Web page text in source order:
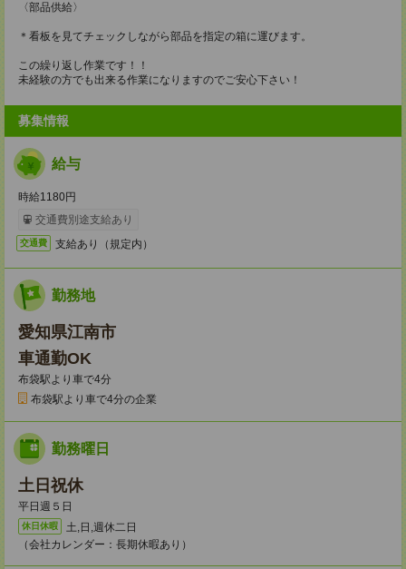
〈部品供給〉
＊看板を見てチェックしながら部品を指定の箱に運びます。
この繰り返し作業です！！
未経験の方でも出来る作業になりますのでご安心下さい！
募集情報
給与
時給1180円
交通費別途支給あり
交通費 支給あり（規定内）
勤務地
愛知県江南市
車通勤OK
布袋駅より車で4分
布袋駅より車で4分の企業
勤務曜日
土日祝休
平日週５日
休日休暇
土,日,週休二日
（会社カレンダー：長期休暇あり）